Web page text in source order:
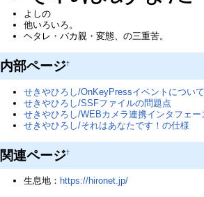
よしの
他いろいろ。
ヘタレ・バカ親・変態、の三重苦。
内部ページ†
せきやひろし/OnKeyPressイベントについ
せきやひろし/SSFファイルの問題点
せきやひろし/WEBカメラ連携インタフェー
せきやひろし/それはあなたです！の仕様
関連ページ†
生息地： https://hironet.jp/